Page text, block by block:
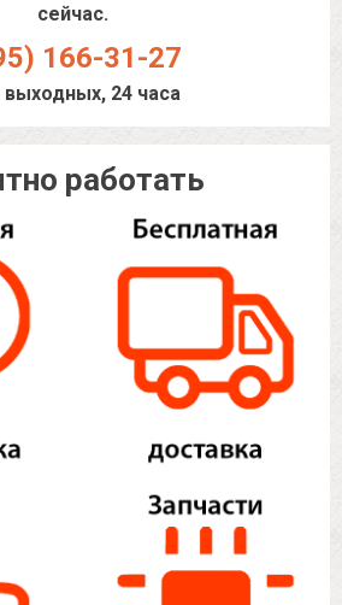
сейчас.
166-31-27
выходных, 24 часа
работать